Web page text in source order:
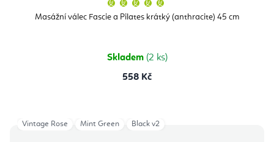
Masážní válec Fascie a Pilates krátký (anthracite) 45 cm
produktu
je
hvězdiček.
Skladem (2 ks)
558 Kč
Vintage Rose Mint Green Black v2